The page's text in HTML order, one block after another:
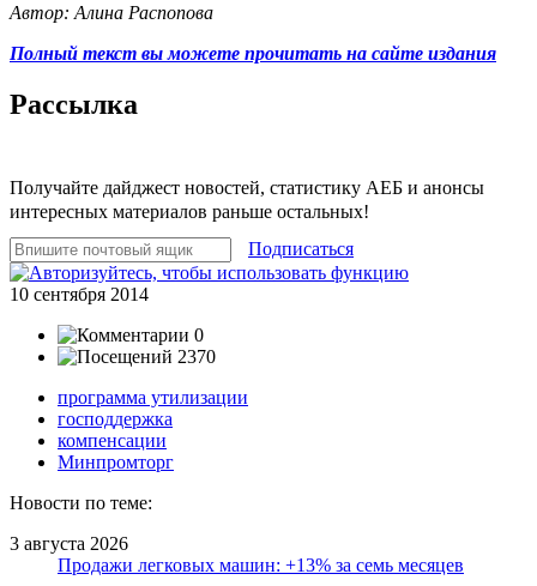
Автор: Алина Распопова
Полный текст вы можете прочитать на сайте издания
Рассылка
Получайте дайджест новостей, статистику АЕБ и анонсы
интересных материалов раньше остальных!
Подписаться
10 сентября 2014
0
2370
программа утилизации
господдержка
компенсации
Минпромторг
Новости по теме:
3 августа 2026
Продажи легковых машин: +13% за семь месяцев